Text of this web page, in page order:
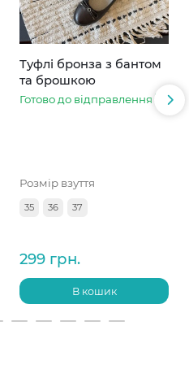
Туфлі бронза з бантом
та брошкою
Готово до відправлення
Розмір взуття
35 36 37
299 грн.
В кошик